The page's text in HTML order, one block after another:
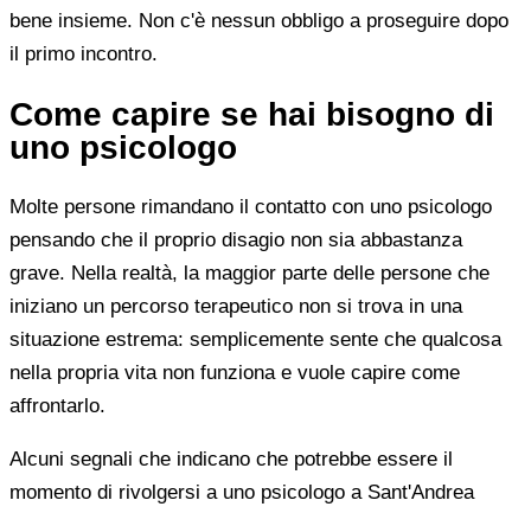
bene insieme. Non c'è nessun obbligo a proseguire dopo
il primo incontro.
Come capire se hai bisogno di
uno psicologo
Molte persone rimandano il contatto con uno psicologo
pensando che il proprio disagio non sia abbastanza
grave. Nella realtà, la maggior parte delle persone che
iniziano un percorso terapeutico non si trova in una
situazione estrema: semplicemente sente che qualcosa
nella propria vita non funziona e vuole capire come
affrontarlo.
Alcuni segnali che indicano che potrebbe essere il
momento di rivolgersi a uno psicologo a Sant'Andrea